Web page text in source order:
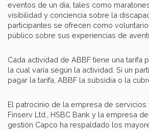
eventos de un día, tales como
visibilidad y conciencia sobre la
participantes se ofrecen como
público sobre sus experiencias de
Cada actividad de ABBF tiene una tarifa
la cual varía según la actividad. Si un
pagar la tarifa, ABBF la subsidia o la
El patrocinio de la empresa de servicios
Finserv Ltd., HSBC Bank y la empresa
gestión Capco ha respaldado los